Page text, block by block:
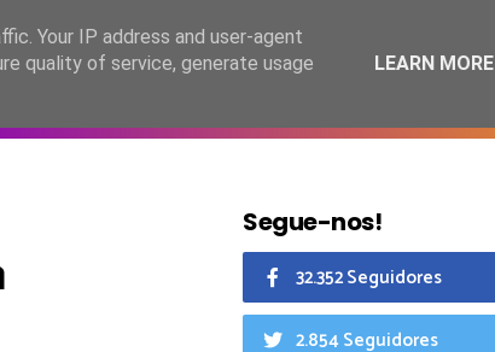
LANÇAMENTOS ESPECIAIS CALENDÁRIO
Segue-nos!
32.352 Seguidores
2.854 Seguidores
Your IP address and user-agent
quality of service, generate usage
LEARN MORE